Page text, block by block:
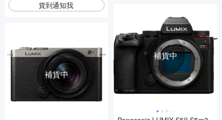
貨到通知我
補貨中
補貨中